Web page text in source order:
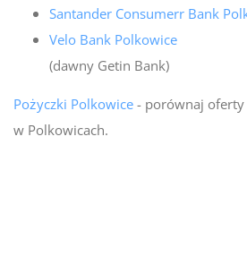
Santander Consumerr Bank
Velo Bank Polkowice
(dawny Getin Bank)
Pożyczki Polkowice- porównaj
w Polkowicach.